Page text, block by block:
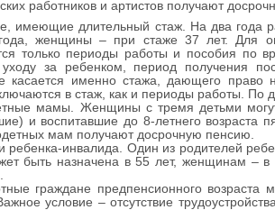
работников и артистов получают
имеющие длительный стаж. На два года
женщины – при стаже 37 лет. Для
только периоды работы и пособия по
уходу за ребенком, период получения
касается именно стажа, дающего
в стаж, как и периоды работы. По
мамы. Женщины с тремя детьми
и воспитавшие до 8-летнего возраста
мам получают досрочную пенсию.
ребенка-инвалида. Один из родителей
быть назначена в 55 лет, женщинам –
граждане предпенсионного
условие – отсутствие